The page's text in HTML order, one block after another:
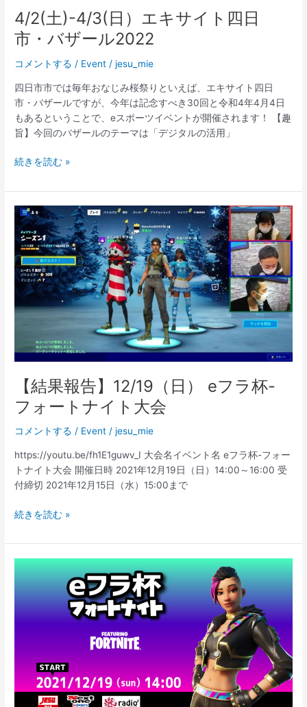
2on2
オ
ラ
イ
ン
大
会
果
告】
4/2(土)-4/3(日）エキサイト四日
市・バザール2022
コメントする / Event /jesu_mie
四日市市では毎年おなじみ桜祭りといえば、エキサイト四日
市・バザールですが、今年は記念すべき30回と令和4年4月4日
もあるということで、eスポーツイベントが開催されます！ 【趣
旨】今回のバザールのテーマは「デジタルの活用」
4/2(土)-4/3(日）
キ
サ
イ
ト
四
日
市・
ザ
2022
続きを読む »
【結果報告】12/19（日） eフラ杯-
フォートナイト大会
コメントする / Event /jesu_mie
https://youtu.be/fh1E1guwv_I 大会名イベント名 eフラ杯-フォー
トナイト大会 開催日時 2021年12月19日（日）14:00～16:00 受
付締切 2021年12月15日（水）15:00まで
【結
報
告】
12/19（日）
e
フ
ラ
ト
続きを読む »